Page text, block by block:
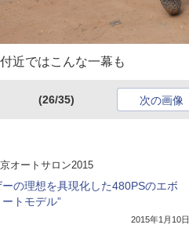
近ではこんな一幕も
(26/35) 次の画像
オートサロン2015
の理想を具現化した480PSのエボ
トモデル”
2015年1月10日